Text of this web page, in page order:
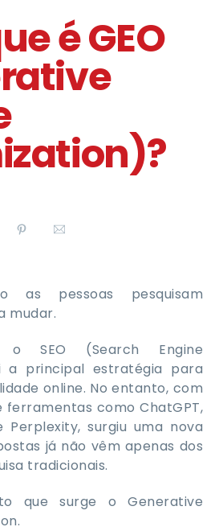
é GEO
as pessoas pesquisam
mudar.
o SEO (Search Engine
a principal estratégia para
online. No entanto, com
como ChatGPT,
Perplexity, surgiu uma nova
já não vêm apenas dos
tradicionais.
que surge o Generative